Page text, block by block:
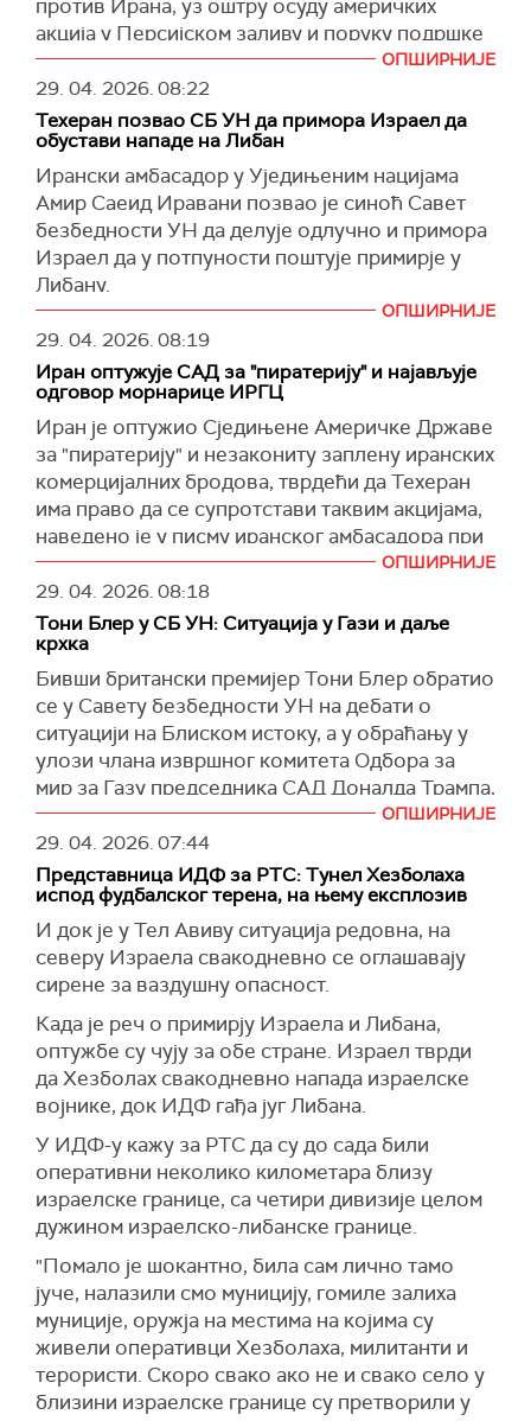
против Ирана, уз оштру осуду америчких
акција у Персијском заливу и поруку подршке
Техерану у спору око Ормуског мореуза.
У саопштењу је наведено да Сана сматра да су
америчке мере против иранских бродова и
заплене пловила у региону "кршење
међународног права" и "пиратерија", уз тврдње
да такве акције дестабилизују глобалне ланце
снабдевања и повећавају цене енергије и
хране.
Јемен је изразио подршку иранским
ограничењима пловидбе кроз Ормуски
самоодбрану", док је Сједињене Америчке
Државе оптужио за ескалацију тензија у
региону.
У саопштењу се, такође, наводи да је Јемен уз
"Иран, Либан и Палестину у актуелним
регионалним сукобима", док се америчка
администрација оптужује за "варварство" и
дестабилизацију Блиског истока.
(Танјуг)
ОПШИРНИЈЕ
29. 04. 2026.08:22
Техеран позвао СБ УН да примора Израел да
обустави нападе на Либан
Ирански амбасадор у Уједињеним нацијама
Амир Саеид Иравани позвао је синоћ Савет
безбедности УН да делује одлучно и примора
Израел да у потпуности поштује примирје у
Либану.
У дебати о ситуацији на Блиском истоку,
Иравани је указао да би СБ УН требало,
такође, да обезбеди да Израел "хитно
обустави све нападе на цивиле и цивилну
инфрастуктуру и повуче све своје окупационе
снаге" из Либана.
Он је, такође, осудио америчке и израелске
нападе на Иран, као и акције Израела у Гази,
на окупираној Западној обали и окупираној
сиријској Голанској висоравни.
(Al Jazeera)
ОПШИРНИЈЕ
29. 04. 2026.08:19
Иран оптужује САД за "пиратерију" и најављује
одговор морнарице ИРГЦ
Иран је оптужио Сједињене Америчке Државе
за "пиратерију" и незакониту заплену иранских
комерцијалних бродова, тврдећи да Техеран
има право да се супротстави таквим акцијама,
наведено је у писму иранског амбасадора при
Уједињеним нацијама, Амира Саедија
Ираванија.
У писму председнику Савета безбедности и
генералном секретару УН, Иравани је
саопштио да САД пресрећу и заплењују
иранске бродове на отвореном мору,
укључујући танкере "Маџестик" и "Тифани", као
и велике количине нафте, пренео је ирански
Прес ТВ.
Такве акције описао је као кршење Повеље
представљају "чин агресије" и "државно
спонзорисану пиратерију и тероризам".
У писму се позива Савет безбедности да
осуди заплене и захтева ослобађање бродова
Државе сносе пуну одговорност за
последице.
"Такво понашање није ништа друго до још
безакоња и представља флагрантно кршење
Повеље Уједињених нација", навео је Иравани.
Ирански званичници су најавили и војни
Заменик у морнарици ИРГЦ поручио је да ће
поморске снаге користити "нове капацитете" и
"изненађујуће тактике" против америчких
циљева ако дође до даље ескалације.
Према наводима, Иран је већ раније извео
ОПШИРНИЈЕ
29. 04. 2026.08:18
Тони Блер у СБ УН: Ситуација у Гази и даље
крхка
Бивши британски премијер Тони Блер обратио
се у Савету безбедности УН на дебати о
ситуацији на Блиском истоку, а у обраћању у
улози члана извршног комитета Одбора за
мир за Газу председника САД Доналда Трампа,
истакао је да тамошња ситуација остаје крхка и
да се примирје и даље крши.
Он је навео да је рат заустављен и насиље је
драматично опало, као и да је помоћ у храни
побољшана, а прелаз у Рафи са Египтом
делимично отворен, посебно за медицинске
евакуације, али да је живот за многе и даље
безнадежан.
Како је рекао, Национални комитет за управу
Газе је успостављен и Међународне снаге за
стабилизацију, мултинационалне снаге
овлашћене да обезбеђују и демилитаризују
Газу, завршиле су своју мисију процене пре
распоређивања.
Блер је додао да се преговори о
демилитаризацији са Хамасом настављају, а
када се тај процес заврши, одмах ће омогућити
кључни напредак за народ у Гази - додатну
хуманитарну помоћ и опрему, нове
медицинске објекте, већу слободу на
прелазима укључујући Рафу и фазно
ОПШИРНИЈЕ
29. 04. 2026.07:44
Представница ИДФ за РТС: Тунел Хезболаха
испод фудбалског терена, на њему експлозив
И док је у Тел Авиву ситуација редовна, на
северу Израела свакодневно се оглашавају
сирене за ваздушну опасност.
Када је реч о примирју Израела и Либана,
оптужбе су чују за обе стране. Израел тврди
да Хезболах свакодневно напада израелске
војнике, док ИДФ гађа југ Либана.
У ИДФ-у кажу за РТС да су до сада били
оперативни неколико километара близу
израелске границе, са четири дивизије целом
дужином израелско-либанске границе.
"Помало је шокантно, била сам лично тамо
јуче, налазили смо муницију, гомиле залиха
муниције, оружја на местима на којима су
живели оперативци Хезболаха, милитанти и
терористи. Скоро свако ако не и свако село у
близини израелске границе су претворили у